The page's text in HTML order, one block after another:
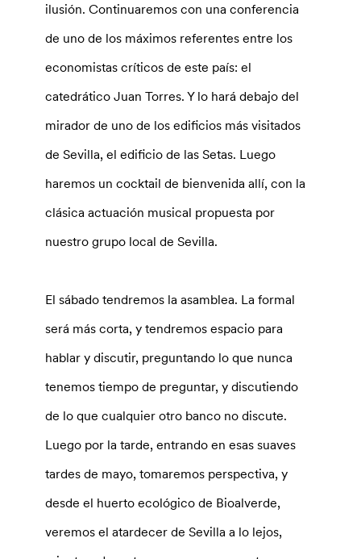
ilusión. Continuaremos con una conferencia
de uno de los máximos referentes entre los
economistas críticos de este país: el
catedrático Juan Torres. Y lo hará debajo del
mirador de uno de los edificios más visitados
de Sevilla, el edificio de las Setas. Luego
haremos un cocktail de bienvenida allí, con la
clásica actuación musical propuesta por
nuestro grupo local de Sevilla.
El sábado tendremos la asamblea. La formal
será más corta, y tendremos espacio para
hablar y discutir, preguntando lo que nunca
tenemos tiempo de preguntar, y discutiendo
de lo que cualquier otro banco no discute.
Luego por la tarde, entrando en esas suaves
tardes de mayo, tomaremos perspectiva, y
desde el huerto ecológico de Bioalverde,
veremos el atardecer de Sevilla a lo lejos,